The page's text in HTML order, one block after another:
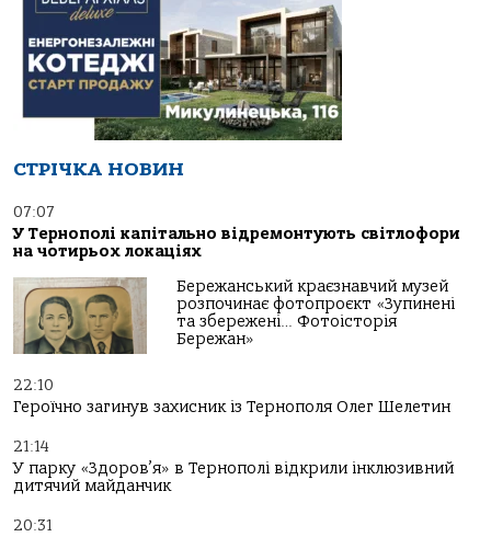
СТРІЧКА НОВИН
07:07
У Тернополі капітально відремонтують світлофори
на чотирьох локаціях
Бережанський краєзнавчий музей
розпочинає фотопроєкт «Зупинені
та збережені… Фотоісторія
Бережан»
22:10
Героїчно загинув захисник із Тернополя Олег Шелетин
21:14
У парку «Здоров’я» в Тернополі відкрили інклюзивний
дитячий майданчик
20:31